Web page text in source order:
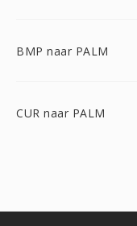
BMP naar PALM
CUR naar PALM